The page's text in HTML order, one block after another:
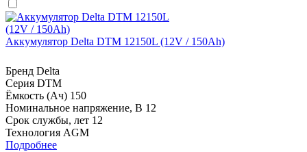
Аккумулятор Delta DTM 12150L (12V / 150Ah)
Бренд Delta
Серия DTM
Ёмкость (Ач) 150
Номинальное напряжение, В 12
Срок службы, лет 12
Технология AGM
Подробнее